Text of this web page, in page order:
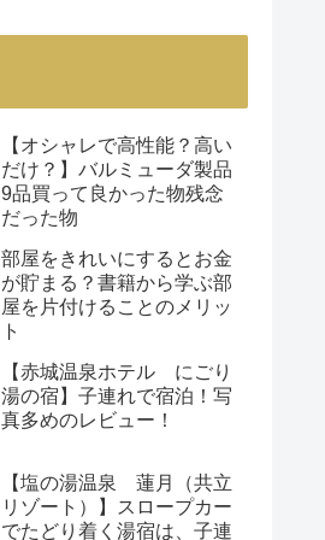
【オシャレで高性能？高い
だけ？】バルミューダ製品
9品買って良かった物残念
だった物
部屋をきれいにするとお金
が貯まる？書籍から学ぶ部
屋を片付けることのメリッ
ト
【赤城温泉ホテル にごり
湯の宿】子連れで宿泊！写
真多めのレビュー！
【塩の湯温泉 蓮月（共立
リゾート）】スロープカー
でたどり着く湯宿は、子連